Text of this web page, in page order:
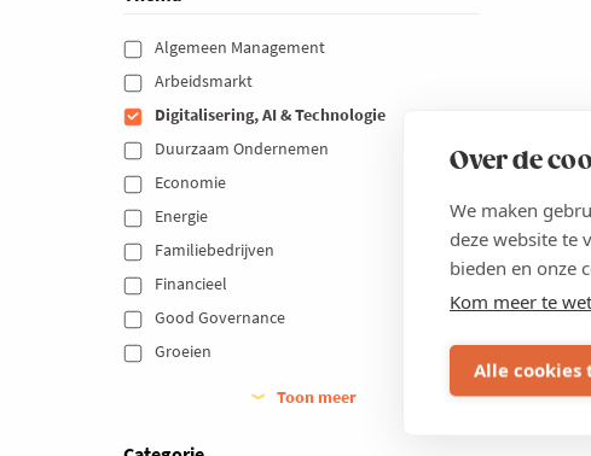
Over de
We maken
deze website te
bieden en onze
Kom meer te
Alle cookies
Algemeen Management
Arbeidsmarkt
Digitalisering, AI & Technologie
Duurzaam Ondernemen
Economie
Energie
Familiebedrijven
Financieel
Good Governance
Groeien
Toon meer